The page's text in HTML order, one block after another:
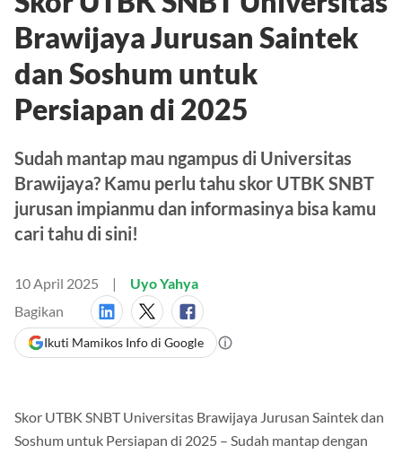
Brawijaya Jurusan Saintek
dan Soshum untuk
Persiapan di 2025
Sudah mantap mau ngampus di Universitas
Brawijaya? Kamu perlu tahu skor UTBK SNBT
jurusan impianmu dan informasinya bisa kamu
cari tahu di sini!
10 April 2025
Uyo Yahya
Bagikan
Ikuti Mamikos Info di Google
Skor UTBK SNBT Universitas Brawijaya Jurusan Saintek dan
Soshum untuk Persiapan di 2025 – Sudah mantap dengan